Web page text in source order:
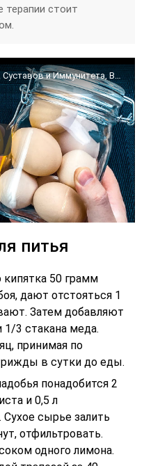
терапии стоит
Лимоны и Яйца в банке для Костей, Суставов и Иммунитета, Вот как их использовать
питья
50 грамм
дают отстояться 1
Затем добавляют
1/3 стакана меда.
принимая по
в сутки до еды.
понадобится 2
и 0,5 л
сырье залить
отфильтровать.
одного лимона.